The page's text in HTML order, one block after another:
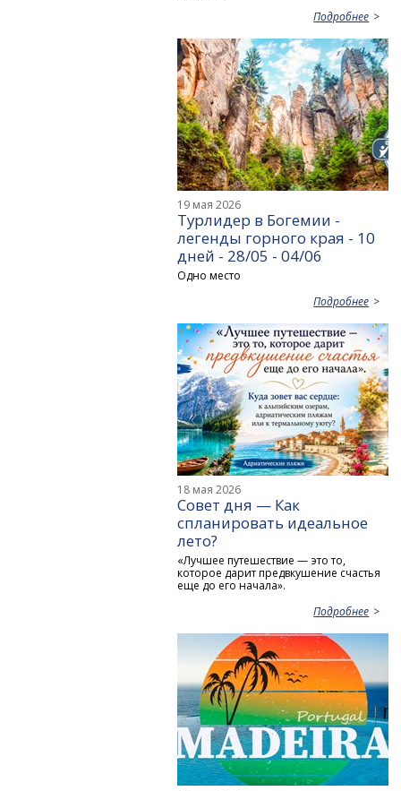
Подробнее
19 мая 2026
Турлидер в Богемии -
легенды горного края - 10
дней - 28/05 - 04/06
Одно место
Подробнее
18 мая 2026
Совет дня — Как
спланировать идеальное
лето?
«Лучшее путешествие — это то,
которое дарит предвкушение счастья
еще до его начала».
Подробнее